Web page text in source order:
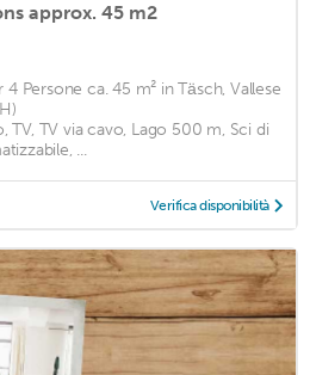
approx. 45 m2
Persone ca. 45 m² in Täsch, Vallese
TV, TV via cavo, Lago 500 m, Sci di
...
Verifica disponibilità